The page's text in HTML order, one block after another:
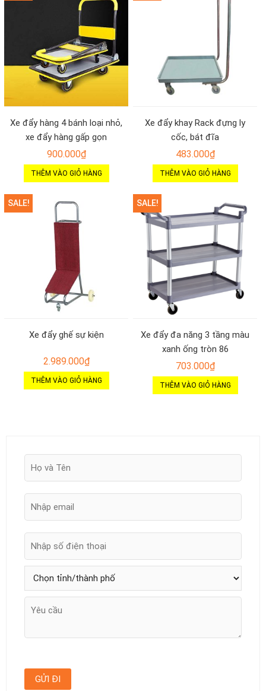
Xe đẩy hàng 4 bánh loại nhỏ,
xe đẩy hàng gấp gọn
900.000₫
THÊM VÀO GIỎ HÀNG
Xe đẩy khay Rack đựng ly
cốc, bát đĩa
483.000₫
THÊM VÀO GIỎ HÀNG
SALE!
Xe đẩy ghế sự kiện
2.989.000₫
THÊM VÀO GIỎ HÀNG
SALE!
Xe đẩy đa năng 3 tầng màu
xanh ống tròn 86
703.000₫
THÊM VÀO GIỎ HÀNG